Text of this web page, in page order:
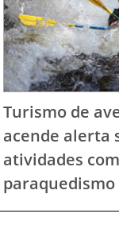
Turismo de
acende alerta
atividades
paraquedismo